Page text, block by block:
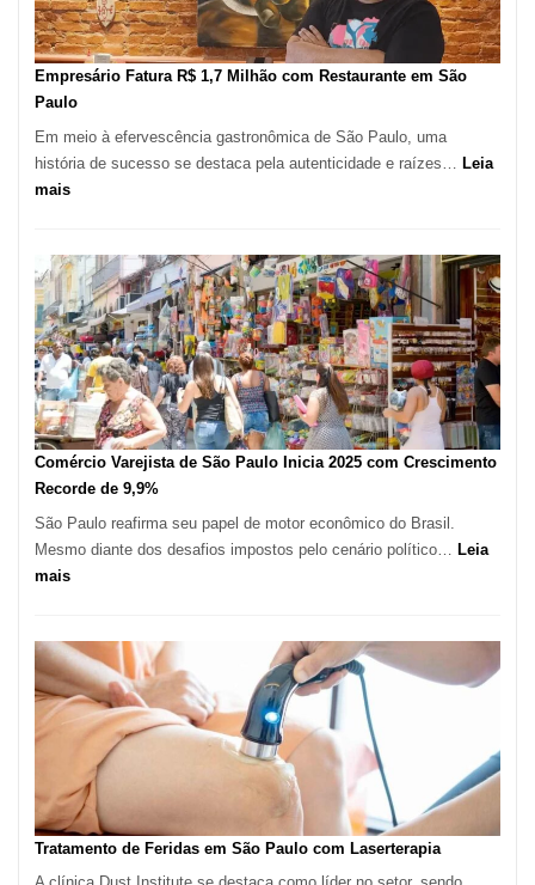
Novas
Empresas
em
Segundo
Fundação
Seade
Empresário Fatura R$ 1,7 Milhão com Restaurante em São
Paulo
Em meio à efervescência gastronômica de São Paulo, uma
história de sucesso se destaca pela autenticidade e raízes…
Leia
mais:
R$
1,7
Milhão
com
Restaurante
em
São
Paulo
Comércio Varejista de São Paulo Inicia 2025 com Crescimento
Recorde de 9,9%
São Paulo reafirma seu papel de motor econômico do Brasil.
Mesmo diante dos desafios impostos pelo cenário político… Leia
mais:
de
São
Paulo
Inicia
2025
com
Crescimento
Recorde
Tratamento de Feridas em São Paulo com Laserterapia